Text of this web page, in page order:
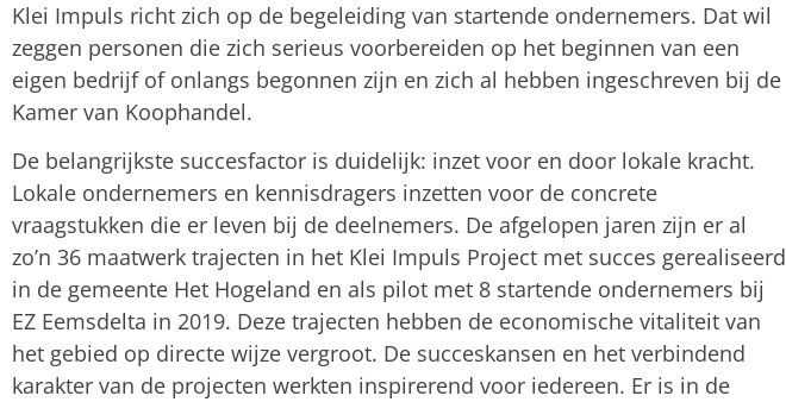
Klei Impuls richt zich op de begeleiding van startende ondernemers. Dat wil
zeggen personen die zich serieus voorbereiden op het beginnen van een
eigen bedrijf of onlangs begonnen zijn en zich al hebben ingeschreven bij de
Kamer van Koophandel.
De belangrijkste succesfactor is duidelijk: inzet voor en door lokale kracht.
Lokale ondernemers en kennisdragers inzetten voor de concrete
vraagstukken die er leven bij de deelnemers. De afgelopen jaren zijn er al
zo’n 36 maatwerk trajecten in het Klei Impuls Project met succes gerealiseerd
in de gemeente Het Hogeland en als pilot met 8 startende ondernemers bij
EZ Eemsdelta in 2019. Deze trajecten hebben de economische vitaliteit van
het gebied op directe wijze vergroot. De succeskansen en het verbindend
karakter van de projecten werkten inspirerend voor iedereen. Er is in de